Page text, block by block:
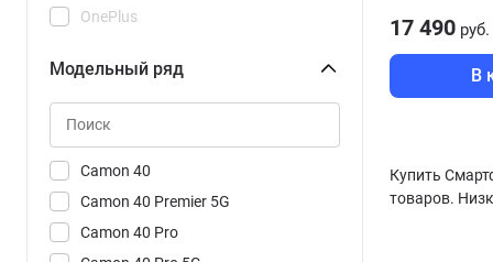
OnePlus
REDMI
Realme
Vivo
Xiaomi
Модельный ряд
Camon 40
Camon 40 Premier 5G
Camon 40 Pro
17 490 руб.
В
Купить
товаров.